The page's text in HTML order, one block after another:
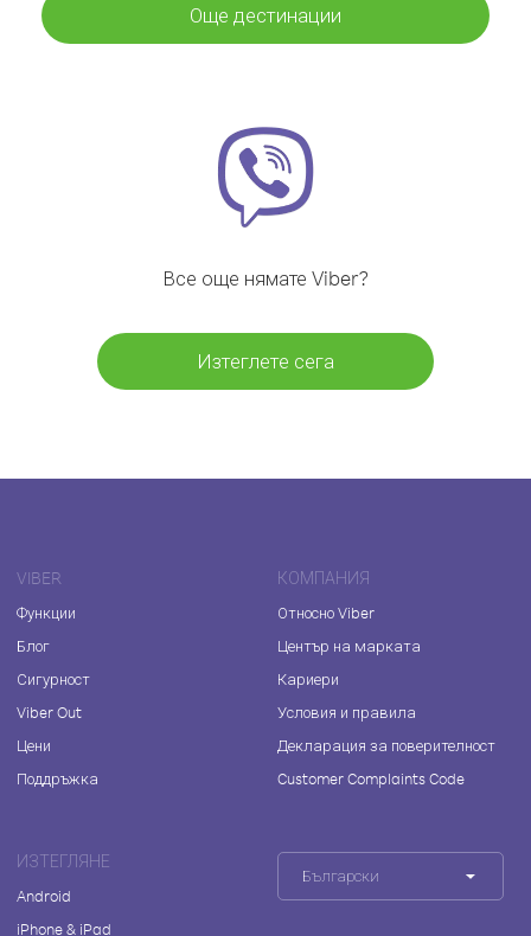
Още дестинации
Все още нямате Viber?
Изтеглете сега
VIBER
Функции
Блог
Сигурност
Viber Out
Цени
Поддръжка
КОМПАНИЯ
Относно Viber
Център на марката
Кариери
Условия и правила
Декларация за поверителност
Customer Complaints Code
ИЗТЕГЛЯНЕ
Android
iPhone & iPad
Български